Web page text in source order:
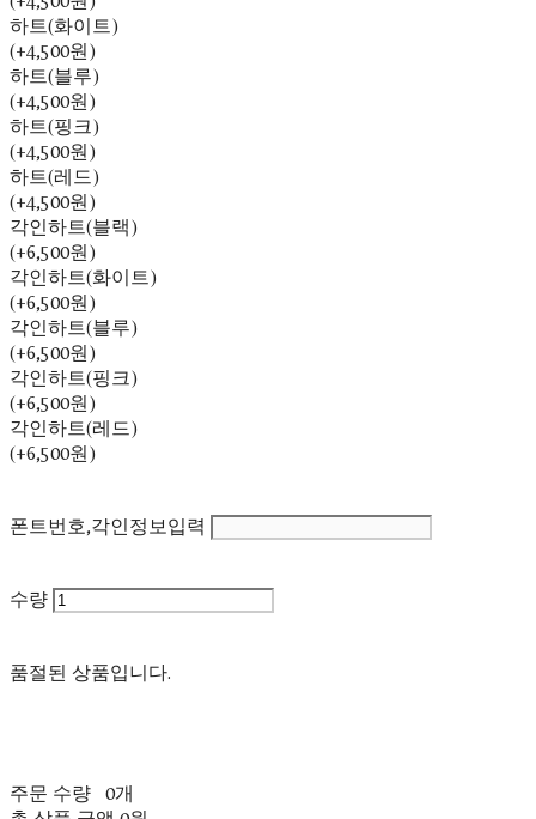
하트(화이트)
(+4,500원)
하트(블루)
(+4,500원)
하트(핑크)
(+4,500원)
하트(레드)
(+4,500원)
각인하트(블랙)
(+6,500원)
각인하트(화이트)
(+6,500원)
각인하트(블루)
(+6,500원)
각인하트(핑크)
(+6,500원)
각인하트(레드)
(+6,500원)
폰트번호,각인정보입력
수량
품절된 상품입니다.
주문 수량
0개